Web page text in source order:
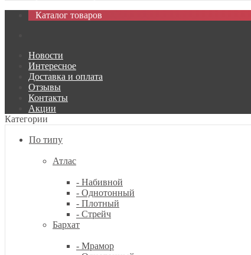
Каталог товаров
Новости
Интересное
Доставка и оплата
Отзывы
Контакты
Акции
Категории
По типу
Атлас
- Набивной
- Однотонный
- Плотный
- Стрейч
Бархат
- Мрамор